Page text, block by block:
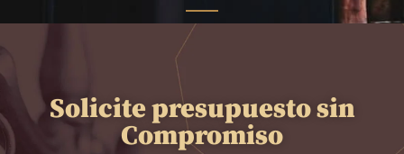
Solicite presupuesto sin
Compromiso